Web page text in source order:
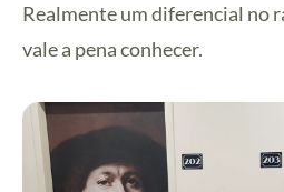
Realmente um diferencial no
vale a pena conhecer.